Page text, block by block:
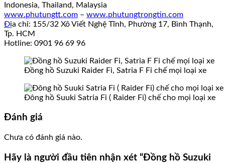
Indonesia, Thailand, Malaysia
www.phutungtt.com – www.phutungtrongtin.com
Địa chỉ: 155/32 Xô Viết Nghệ Tĩnh, Phường 17, Bình Thạnh,
Tp. HCM
Hotline: 0901 96 69 96
Đồng hồ Suzuki Raider Fi, Satria F Fi chế mọi loại xe
Đông hồ Suuki Satria Fi ( Raider Fi) chế cho mọi loại xe
Đánh giá
Chưa có đánh giá nào.
Hãy là người đầu tiên nhận xét “Đồng hồ Suzuki